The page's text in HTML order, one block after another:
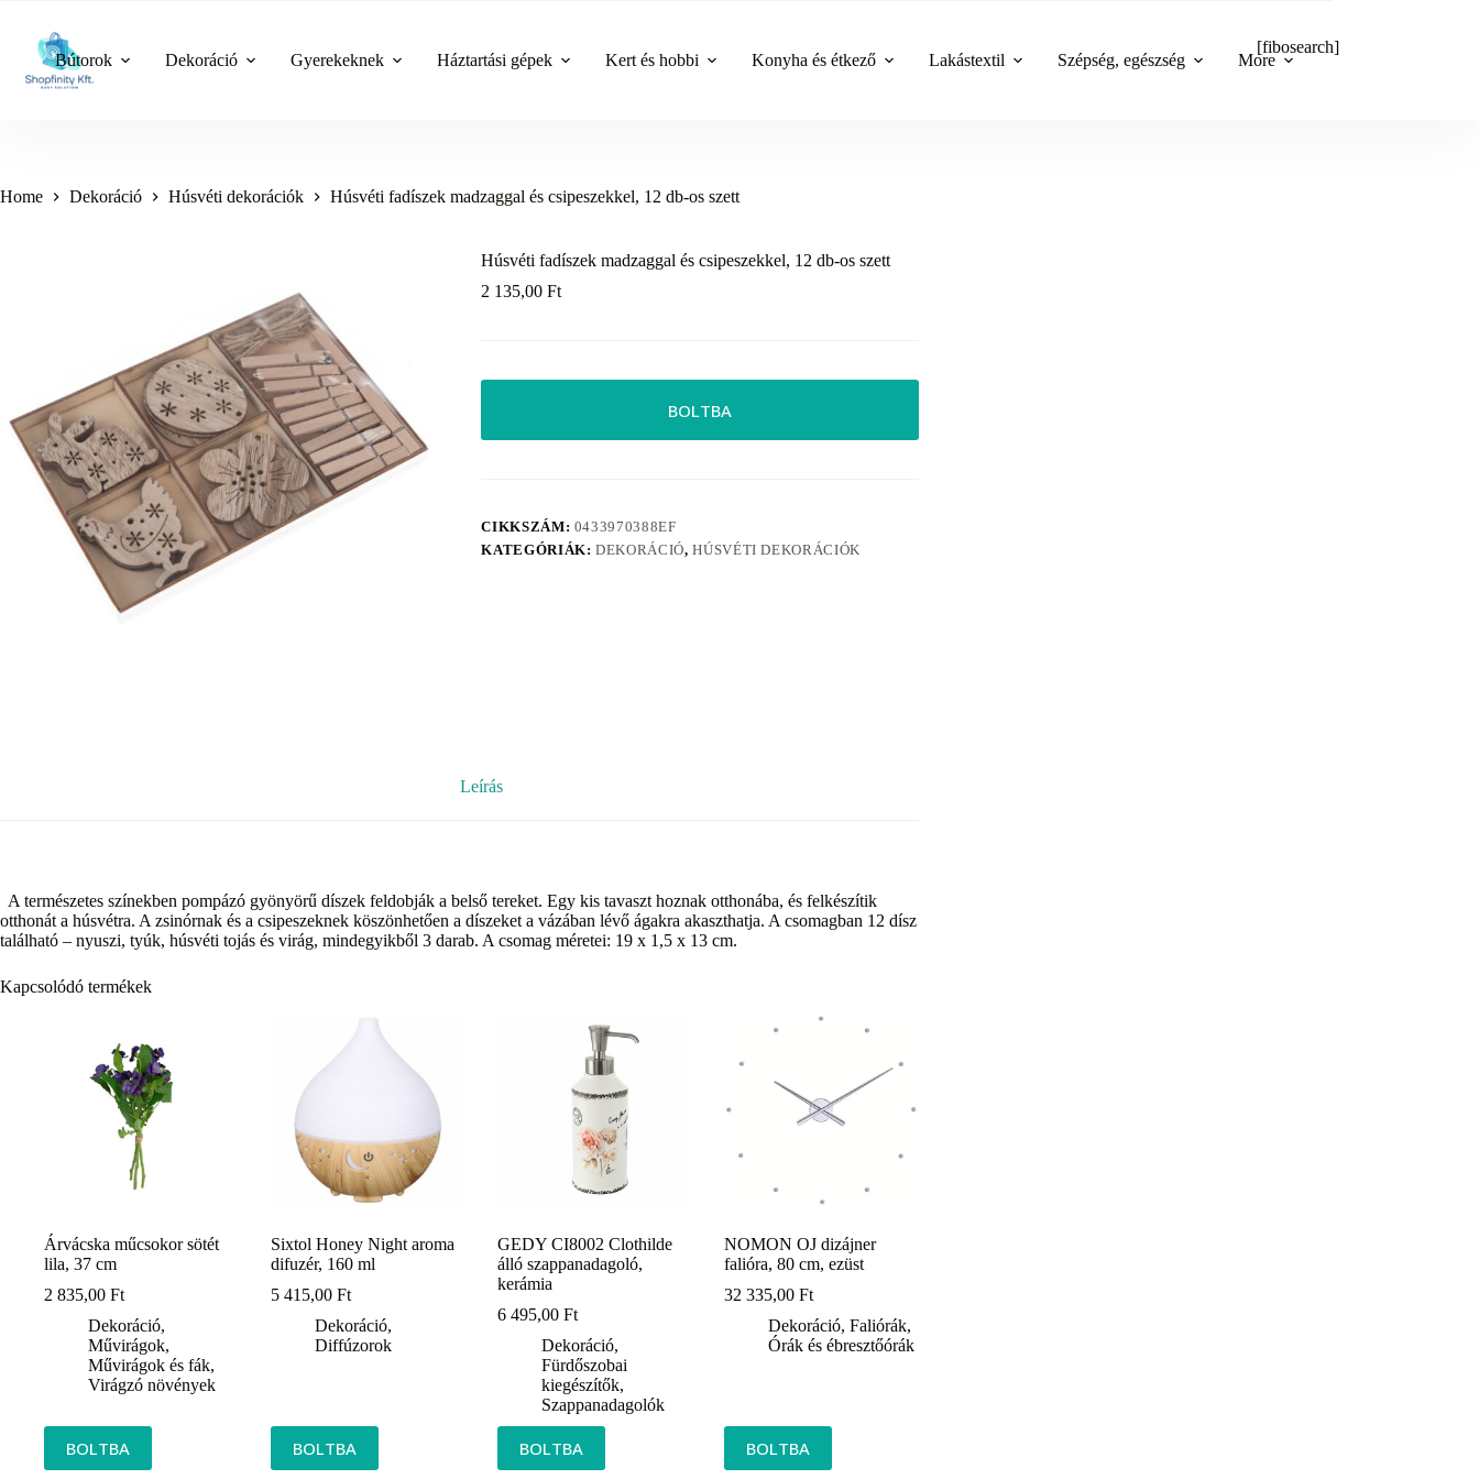
content
Bútorok Dekoráció Gyerekeknek Háztartási gépek Kert és hobbi Konyha és étkező Lakástextil Szépség, egészség More
[fibosearch]
Home Dekoráció Húsvéti dekorációk Húsvéti fadíszek madzaggal és csipeszekkel, 12 db-os szett
Húsvéti fadíszek madzaggal és csipeszekkel, 12 db-os szett
2 135,00Ft
BOLTBA
CIKKSZÁM: 0433970388EF
KATEGÓRIÁK:DEKORÁCIÓ,HÚSVÉTI DEKORÁCIÓK
Leírás
A természetes színekben pompázó gyönyörű díszek feldobják a belső tereket. Egy kis tavaszt hoznak otthonába, és felkészítik
otthonát a húsvétra. A zsinórnak és a csipeszeknek köszönhetően a díszeket a vázában lévő ágakra akaszthatja. A csomagban 12 dísz
található – nyuszi, tyúk, húsvéti tojás és virág, mindegyikből 3 darab. A csomag méretei: 19 x 1,5 x 13 cm.
Kapcsolódó termékek
Árvácska műcsokor sötét
lila, 37 cm
2 835,00 Ft
Dekoráció,
Művirágok,
Művirágok és fák,
Virágzó növények
BOLTBA
Sixtol Honey Night aroma
difuzér, 160 ml
5 415,00Ft
Dekoráció,
Diffúzorok
BOLTBA
GEDY CI8002 Clothilde
álló szappanadagoló,
kerámia
6 495,00Ft
Dekoráció,
Fürdőszobai
kiegészítők,
Szappanadagolók
BOLTBA
NOMON OJ dizájner
falióra, 80 cm, ezüst
32 335,00Ft
Dekoráció,Faliórák,
Órák és ébresztőórák
BOLTBA